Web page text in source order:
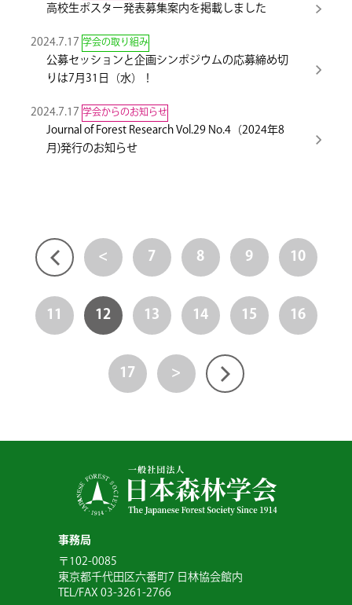
高校生ポスター発表募集案内を掲載しました
2024.7.17 学会の取り組み
公募セッションと企画シンポジウムの応募締め切
りは7月31日（水）！
2024.7.17 学会からのお知らせ
Journal of Forest Research Vol.29 No.4（2024年8
月)発行のお知らせ
< 7 8 9 10
11 12 13 14 15 16
17 >
事務局
〒102-0085
東京都千代田区六番町7 日林協会館内
TEL/FAX 03-3261-2766